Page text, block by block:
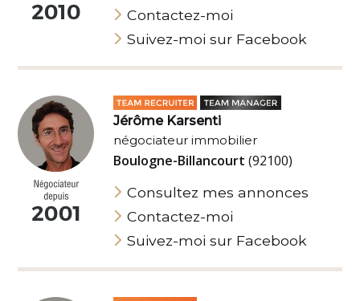
Contactez-moi
Suivez-moi sur Facebook
Jérôme Karsenti
négociateur immobilier
Boulogne-Billancourt(92100)
Consultez mes annonces
Contactez-moi
Suivez-moi sur Facebook